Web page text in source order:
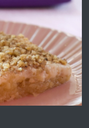
преди 1 година
на Ангел
преди 1 година
детайли за